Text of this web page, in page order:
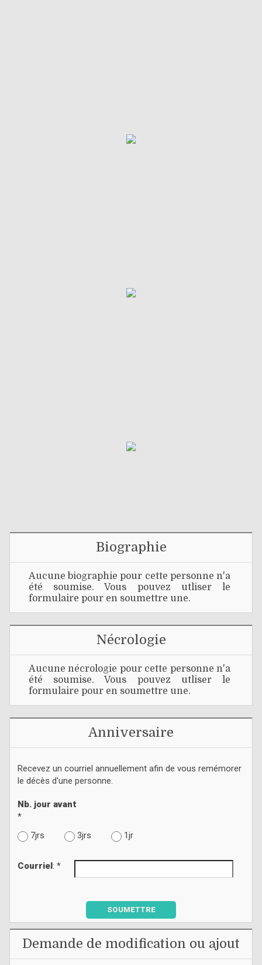
Biographie
Aucune biographie pour cette personne n'a
été soumise. Vous pouvez utliser le
formulaire pour en soumettre une.
Nécrologie
Aucune nécrologie pour cette personne n'a
été soumise. Vous pouvez utliser le
formulaire pour en soumettre une.
Anniversaire
Recevez un courriel annuellement afin de vous remémorer
le décès d'une personne.
Nb. jour avant
*
7jrs
3jrs 1jr
Courriel: *
SOUMETTRE
Demande de modification ou ajout